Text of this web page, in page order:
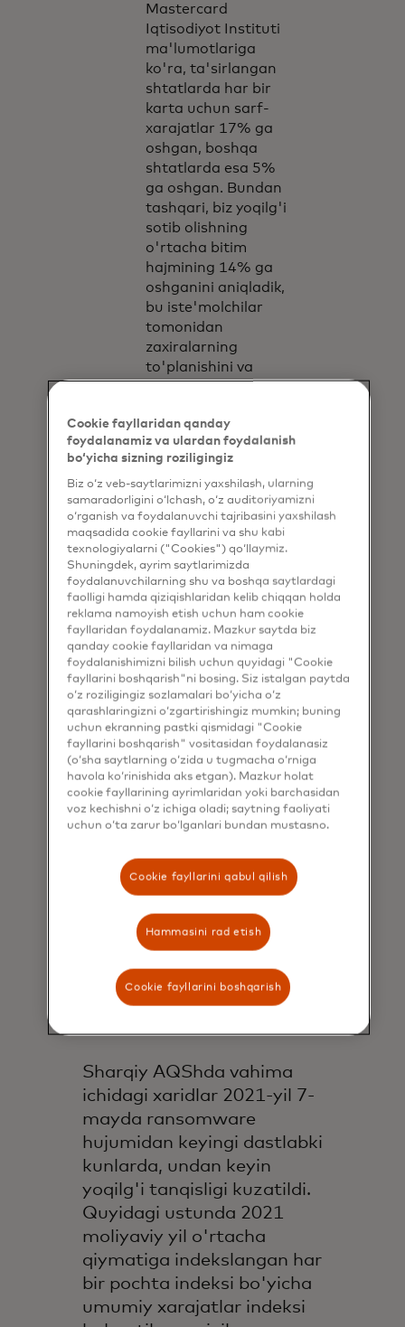
Mastercard
Iqtisodiyot Instituti
ma'lumotlariga
ko'ra, ta'sirlangan
shtatlarda har bir
karta uchun sarf-
xarajatlar 17% ga
oshgan, boshqa
shtatlarda esa 5%
ga oshgan. Bundan
tashqari, biz yoqilg'i
sotib olishning
o'rtacha bitim
hajmining 14% ga
oshganini aniqladik,
bu iste'molchilar
tomonidan
zaxiralarning
to'planishini va
narxlarning keskin
oshishini aks
ettiradi.
12-mayga kelib,
bizning tadqiqotimiz
ta'sirlangan
shtatlarda yoqilg'i
taqchilligi keng
tarqalganligini
aniqladi, bu
ta'minotdagi
uzilishlar va
talabning ortishi
tufayli yuzaga keldi
va ikki kundan keyin
ta'minot
normallashdi.
Mustamlaka
quvur liniyasi
kiberhujumlari
xronologiyasi
Sharqiy AQShda vahima
ichidagi xaridlar 2021-yil 7-
mayda ransomware
hujumidan keyingi dastlabki
kunlarda, undan keyin
yoqilg'i tanqisligi kuzatildi.
Quyidagi ustunda 2021
moliyaviy yil o'rtacha
qiymatiga indekslangan har
bir pochta indeksi bo'yicha
umumiy xarajatlar indeksi
Cookie fayllaridan qanday
foydalanamiz va ulardan foydalanish
bo‘yicha sizning roziligingiz
Biz o‘z veb-saytlarimizni yaxshilash, ularning
samaradorligini o‘lchash, o‘z auditoriyamizni
o‘rganish va foydalanuvchi tajribasini yaxshilash
maqsadida cookie fayllarini va shu kabi
texnologiyalarni ("Cookies") qo‘llaymiz.
Shuningdek, ayrim saytlarimizda
foydalanuvchilarning shu va boshqa saytlardagi
faolligi hamda qiziqishlaridan kelib chiqqan holda
reklama namoyish etish uchun ham cookie
fayllaridan foydalanamiz. Mazkur saytda biz
qanday cookie fayllaridan va nimaga
foydalanishimizni bilish uchun quyidagi "Cookie
fayllarini boshqarish"ni bosing. Siz istalgan paytda
o‘z roziligingiz sozlamalari bo‘yicha o‘z
qarashlaringizni o‘zgartirishingiz mumkin; buning
uchun ekranning pastki qismidagi "Cookie
fayllarini boshqarish" vositasidan foydalanasiz
(o‘sha saytlarning o‘zida u tugmacha o‘rniga
havola ko‘rinishida aks etgan). Mazkur holat
cookie fayllarining ayrimlaridan yoki barchasidan
voz kechishni o‘z ichiga oladi; saytning faoliyati
uchun o‘ta zarur bo‘lganlari bundan mustasno.
Cookie fayllarini qabul qilish
Hammasini rad etish
Cookie fayllarini boshqarish